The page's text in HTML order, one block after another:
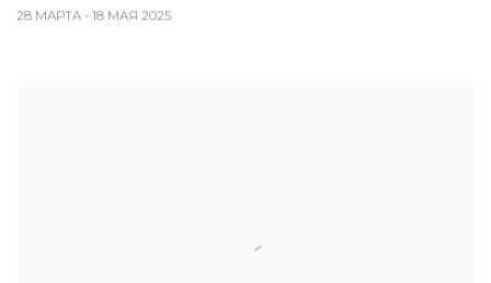
28 МАРТА - 18 МАЯ 2025